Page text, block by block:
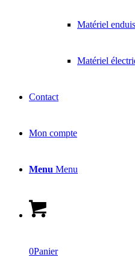
Matériel
Matériel
Contact
Mon compte
Menu Menu
0Panier